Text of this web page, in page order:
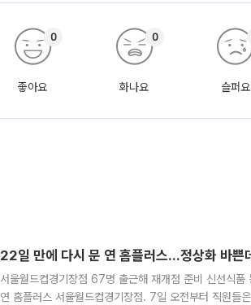
좋아요
0
화나요
0
슬퍼요
22일 만에 다시 문 연 홈플러스…정상화 바쁜
서울월드컵경기장점 67명 출근해 재개점 준비 신선식
연 홈플러스 서울월드컵경기장점. 7일 오전부터 직원들